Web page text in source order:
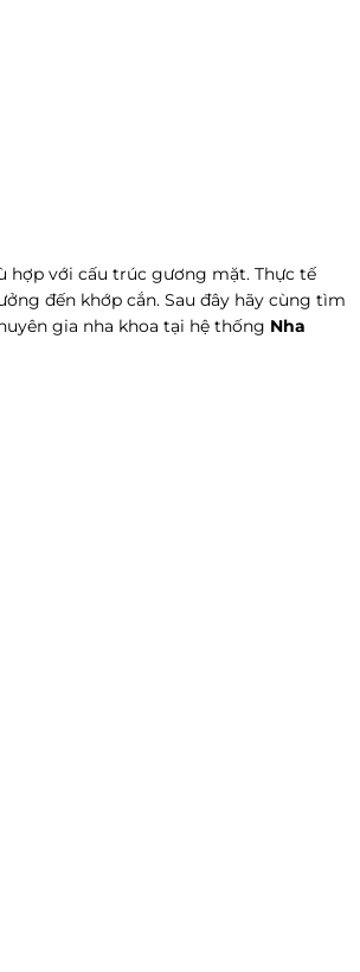
hợp với cấu trúc gương mặt. Thực tế
đến khớp cắn. Sau đây hãy cùng tìm
gia nha khoa tại hệ thống Nha